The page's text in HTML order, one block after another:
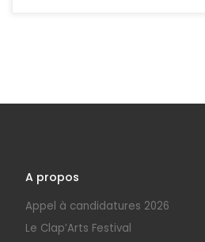
A propos
Appel à candidatures 2026
Le Clap’Arts Festival